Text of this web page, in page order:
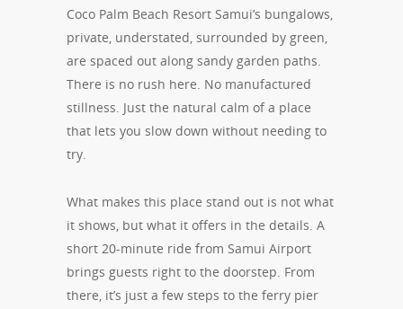
Coco Palm Beach Resort Samui’s bungalows,
private, understated, surrounded by green,
are spaced out along sandy garden paths.
There is no rush here. No manufactured
stillness. Just the natural calm of a place
that lets you slow down without needing to
try.
What makes this place stand out is not what
it shows, but what it offers in the details. A
short 20-minute ride from Samui Airport
brings guests right to the doorstep. From
there, it’s just a few steps to the ferry pier